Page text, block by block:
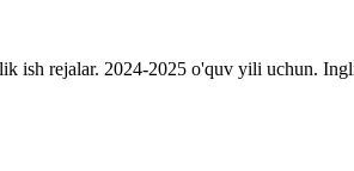
ish rejalar. 2024-2025 o'quv yili uchun.